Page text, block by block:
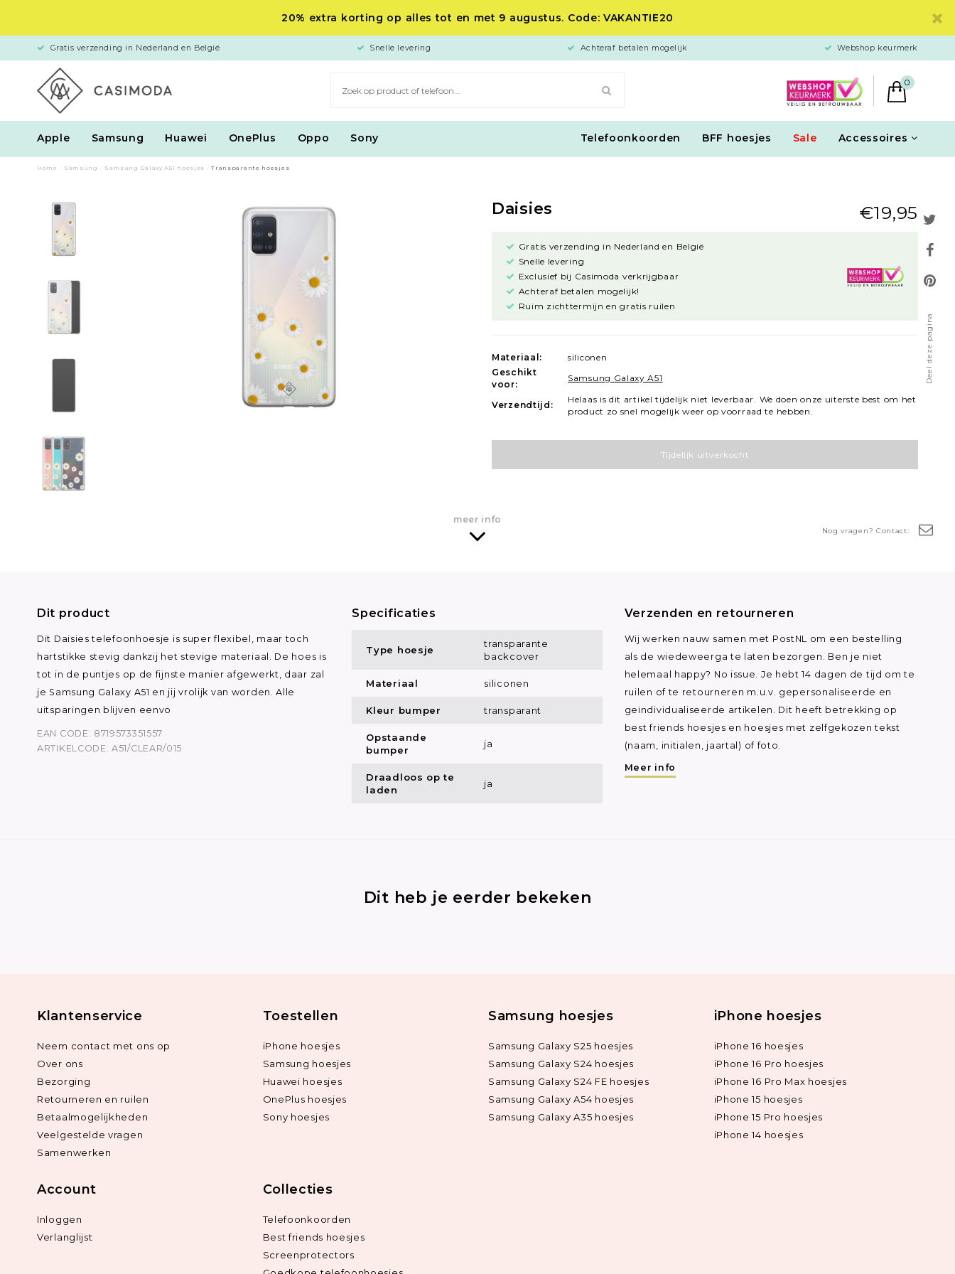
20% extra korting op alles tot en met 9 augustus. Code: VAKANTIE20
Gratis verzending in Nederland en België Snelle levering Achteraf betalen mogelijk Webshop keurmerk
0
Apple Samsung Huawei OnePlus Oppo Sony Telefoonkoorden BFF hoesjes Sale Accessoires
Deel deze pagina
Nog vragen? Contact:
Home Samsung Samsung Galaxy A51 hoesjes /Transparante hoesjes
Daisies €19,95
Gratis verzending in Nederland en België
Snelle levering
Exclusief bij Casimoda verkrijgbaar
Achteraf betalen mogelijk!
Ruim zichttermijn en gratis ruilen
Materiaal:
siliconen
Geschikt
voor:
Samsung Galaxy A51
Verzendtijd:
Helaas is dit artikel tijdelijk niet leverbaar. We doen onze uiterste best om het
product zo snel mogelijk weer op voorraad te hebben.
Tijdelijk uitverkocht
meer info
Dit product
Dit Daisies telefoonhoesje is super flexibel, maar toch
hartstikke stevig dankzij het stevige materiaal. De hoes is
tot in de puntjes op de fijnste manier afgewerkt, daar zal
je Samsung Galaxy A51 en jij vrolijk van worden. Alle
uitsparingen blijven eenvo
EAN CODE: 8719573351557
ARTIKELCODE: A51/CLEAR/015
Specificaties
Type hoesje
transparante
backcover
Materiaal siliconen
Kleur bumper transparant
Opstaande
bumper
ja
Draadloos op te
laden
ja
Verzenden en retourneren
Wij werken nauw samen met PostNL om een bestelling
als de wiedeweerga te laten bezorgen. Ben je niet
helemaal happy? No issue. Je hebt 14 dagen de tijd om te
ruilen of te retourneren m.u.v. gepersonaliseerde en
geïndividualiseerde artikelen. Dit heeft betrekking op
best friends hoesjes en hoesjes met zelfgekozen tekst
(naam, initialen, jaartal) of foto.
Meer info
Dit heb je eerder bekeken
Klantenservice
Neem contact met ons op
Over ons
Bezorging
Retourneren en ruilen
Betaalmogelijkheden
Veelgestelde vragen
Samenwerken
Toestellen
iPhone hoesjes
Samsung hoesjes
Huawei hoesjes
OnePlus hoesjes
Sony hoesjes
Samsung hoesjes
Samsung Galaxy S25 hoesjes
Samsung Galaxy S24 hoesjes
Samsung Galaxy S24 FE hoesjes
Samsung Galaxy A54 hoesjes
Samsung Galaxy A35 hoesjes
iPhone hoesjes
iPhone 16 hoesjes
iPhone 16 Pro hoesjes
iPhone 16 Pro Max hoesjes
iPhone 15 hoesjes
iPhone 15 Pro hoesjes
iPhone 14 hoesjes
Account
Inloggen
Verlanglijst
Collecties
Telefoonkoorden
Best friends hoesjes
Screenprotectors